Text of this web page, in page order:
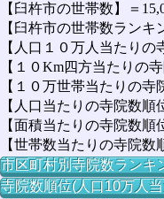
【臼杵市の世帯数】＝
【臼杵市の世帯数ランキ
【人口１０万人当たりの
【１０Km四方当たりの
【１０万世帯当たりの寺
【人口当たりの寺院数順
【面積当たりの寺院数順
【世帯数当たりの寺院数
市区町村別寺院数ランキ
寺院数順位(人口10万人